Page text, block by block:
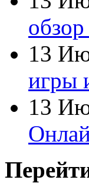
Flyper
G-
13
игры
13